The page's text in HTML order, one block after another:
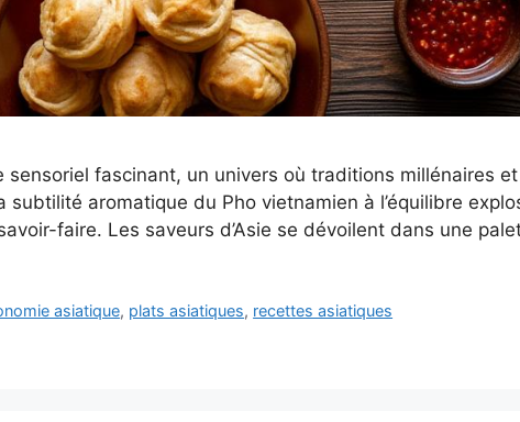
fascinant, un univers où traditions millénaires
subtilité aromatique du Pho vietnamien à l’équilibre
faire. Les saveurs d’Asie se dévoilent dans une
asiatique, plats asiatiques, recettes asiatiques